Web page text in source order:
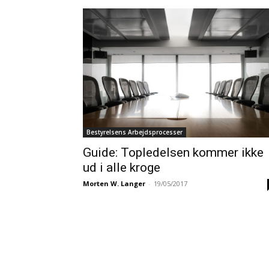
Bestyrelsens Arbejdsprocesser
Guide: Topledelsen kommer ikke
ud i alle kroge
Morten W. Langer - 19/05/2017